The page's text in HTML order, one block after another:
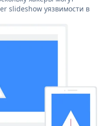
slideshow уязвимости в